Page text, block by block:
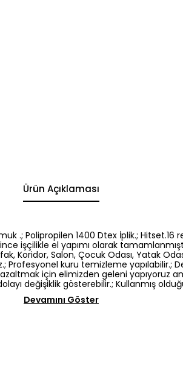
Ürün Açıklaması
.; Polipropilen 1400 Dtex İplik.;
işçilikle el yapımı olarak
Koridor, Salon, Çocuk Odası, Yatak
Profesyonel kuru temizleme
için elimizden geleni yapıyoruz
değişiklik gösterebilir.; Kullanmış
Devamını Göster